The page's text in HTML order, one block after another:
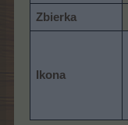
Zbierka
Ikona